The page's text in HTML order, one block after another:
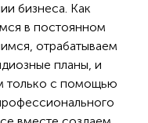
бизнеса. Как
в постоянном
отрабатываем
планы, и
только с помощью